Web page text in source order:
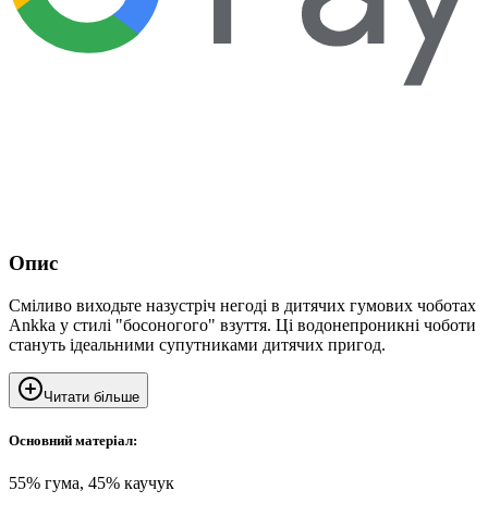
Опис
Сміливо виходьте назустріч негоді в дитячих гумових чоботах
Ankka у стилі "босоногого" взуття. Ці водонепроникні чоботи
стануть ідеальними супутниками дитячих пригод.
Читати більше
Основний матеріал:
55% гума, 45% каучук